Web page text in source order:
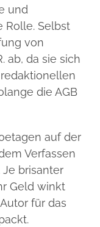
und
Rolle. Selbst
von
ab, da sie sich
die AGB
auf der
Verfassen
brisanter
Geld winkt
für das